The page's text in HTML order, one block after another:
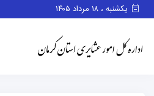
یکشنبه ، ۱۸ مرداد ۱۴۰۵